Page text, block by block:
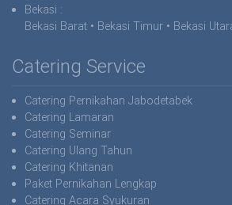
Bekasi :
Bekasi Barat • Bekasi Timur • Bekasi
Catering Service
Catering Pernikahan Jabodetabek
Catering Lamaran
Catering Seminar
Catering Ulang Tahun
Catering Khitanan
Paket Pernikahan Lengkap
Catering Acara Syukuran